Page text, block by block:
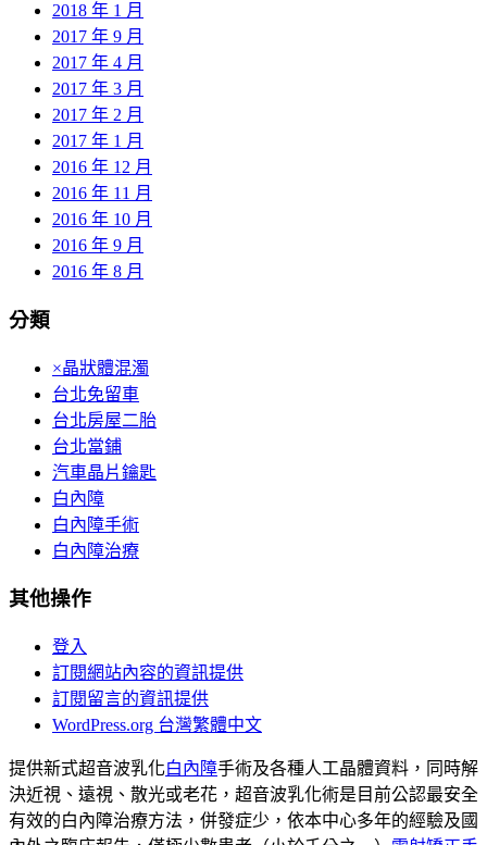
2018 年 1 月
2017 年 9 月
2017 年 4 月
2017 年 3 月
2017 年 2 月
2017 年 1 月
2016 年 12 月
2016 年 11 月
2016 年 10 月
2016 年 9 月
2016 年 8 月
分類
×晶狀體混濁
台北免留車
台北房屋二胎
台北當鋪
汽車晶片鑰匙
白內障
白內障手術
白內障治療
其他操作
登入
訂閱網站內容的資訊提供
訂閱留言的資訊提供
WordPress.org 台灣繁體中文
提供新式超音波乳化白內障手術及各種人工晶體資料，同時解
決近視、遠視、散光或老花，超音波乳化術是目前公認最安全
有效的白內障治療方法，併發症少，依本中心多年的經驗及國